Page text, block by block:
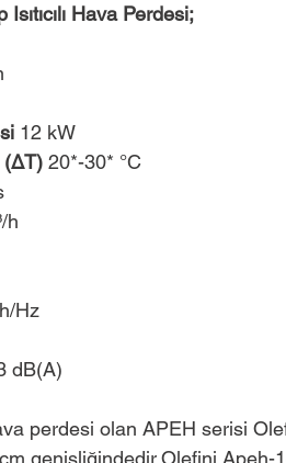
Hava Perdesi;
12 kW
(ΔT) 20*-30* °C
h
Hz
dB(A)
perdesi olan APEH serisi
genişliğindedir.Olefini Apeh-14